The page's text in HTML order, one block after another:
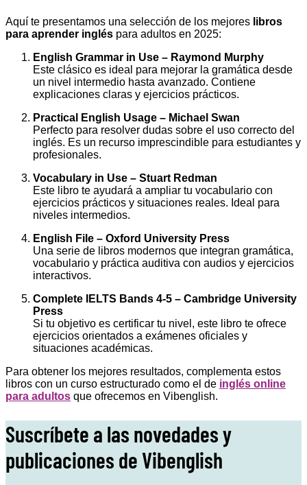
Aquí te presentamos una selección de los mejores libros
para aprender inglés para adultos en 2025:
English Grammar in Use – Raymond Murphy
Este clásico es ideal para mejorar la gramática desde
un nivel intermedio hasta avanzado. Contiene
explicaciones claras y ejercicios prácticos.
Practical English Usage – Michael Swan
Perfecto para resolver dudas sobre el uso correcto del
inglés. Es un recurso imprescindible para estudiantes y
profesionales.
Vocabulary in Use – Stuart Redman
Este libro te ayudará a ampliar tu vocabulario con
ejercicios prácticos y situaciones reales. Ideal para
niveles intermedios.
English File – Oxford University Press
Una serie de libros modernos que integran gramática,
vocabulario y práctica auditiva con audios y ejercicios
interactivos.
Complete IELTS Bands 4-5 – Cambridge University
Press
Si tu objetivo es certificar tu nivel, este libro te ofrece
ejercicios orientados a exámenes oficiales y
situaciones académicas.
Para obtener los mejores resultados, complementa estos
libros con un curso estructurado como el de inglés online
para adultos que ofrecemos en Vibenglish.
Suscríbete a las novedades y
publicaciones de Vibenglish